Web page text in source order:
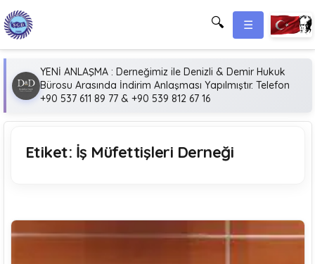
🔍 ☰
YENİ ANLAŞMA : Derneğimiz ile Denizli & Demir Hukuk
Bürosu Arasında İndirim Anlaşması Yapılmıştır. Telefon
+90 537 611 89 77 & +90 539 812 67 16
Etiket: İş Müfettişleri Derneği